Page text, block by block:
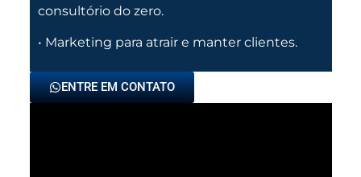
consultório do zero.
• Marketing para atrair e manter clientes.
ENTRE EM CONTATO